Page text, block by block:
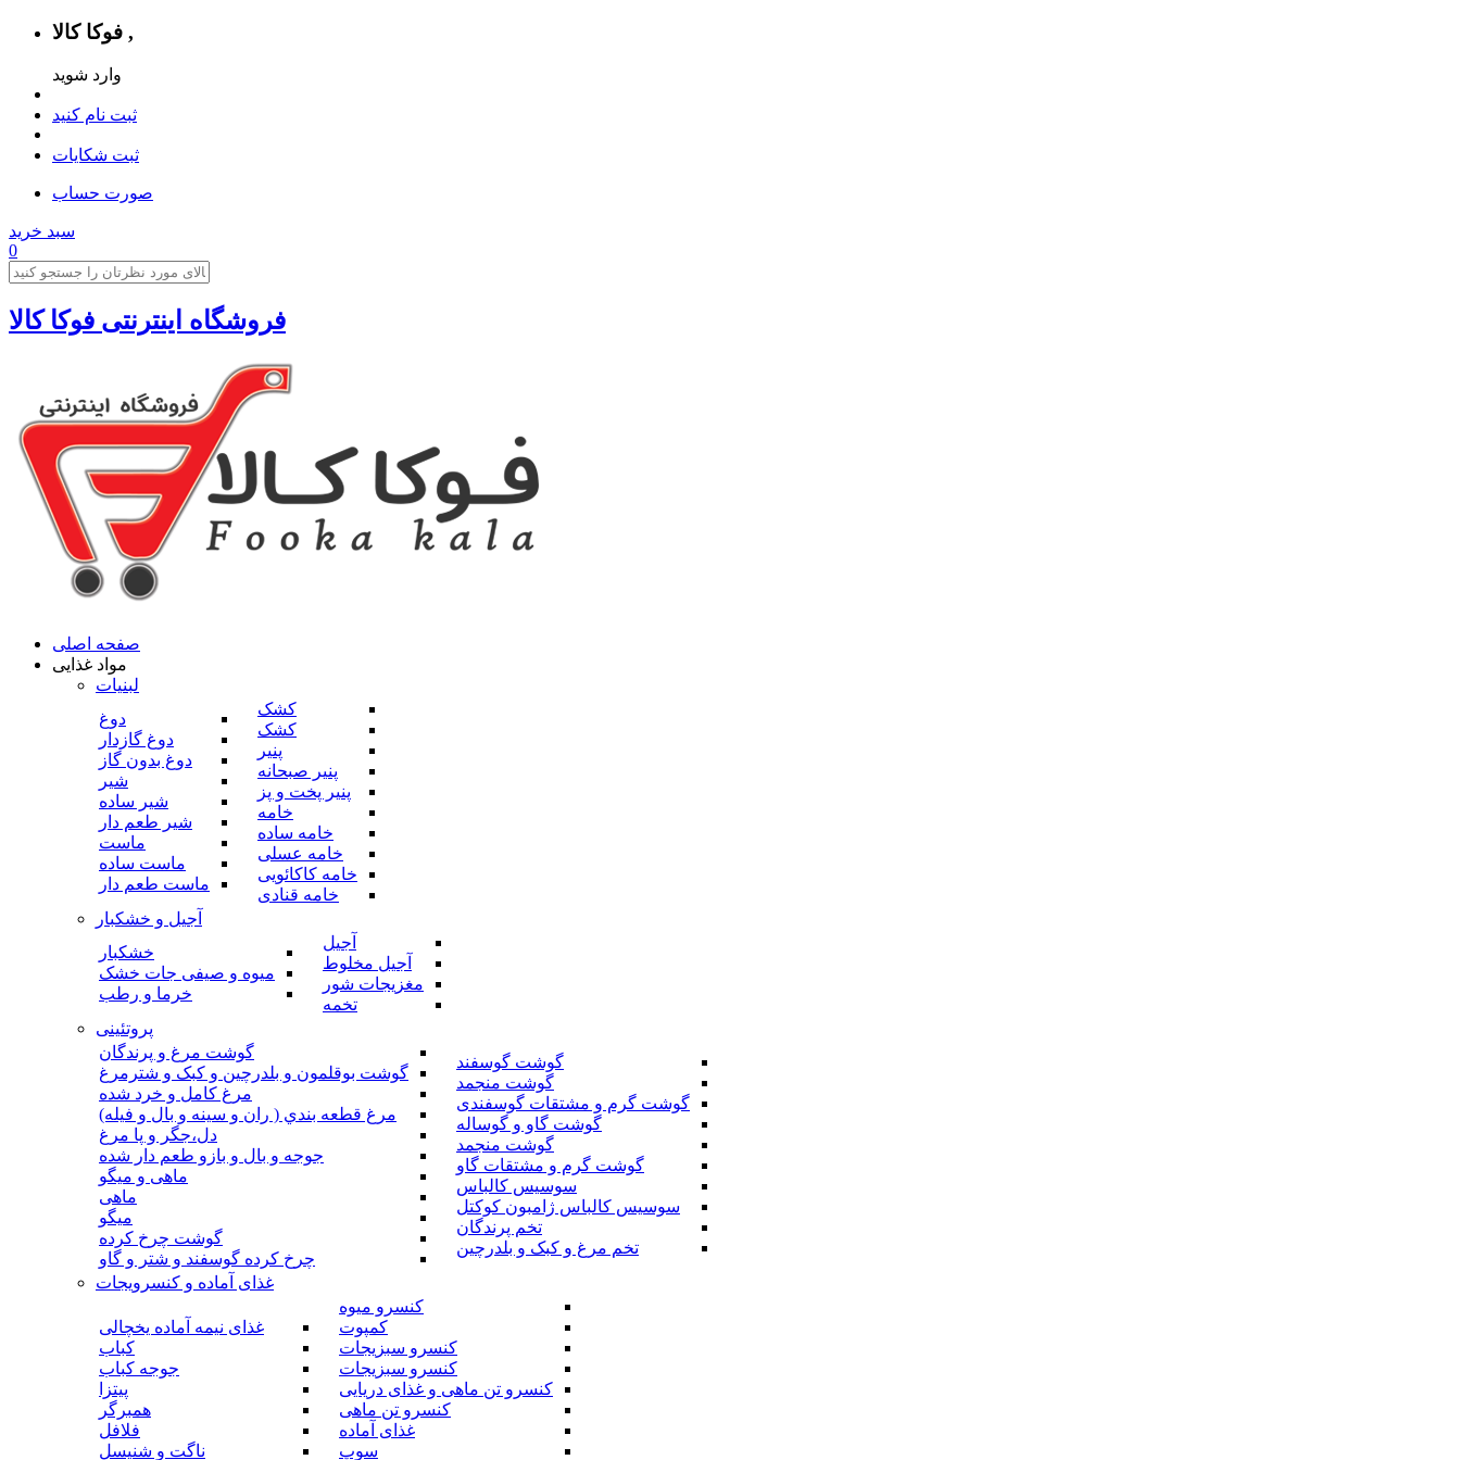
فوکا کالا ,
وارد شوید
ثبت نام کنید
ثبت شکایات
صورت حساب
سبد خرید
0
فروشگاه اینترنتی فوکا کالا
صفحه اصلی
مواد غذایی
لبنیات
کشک
کشک
پنیر
پنیر صبحانه
پنیر پخت و پز
خامه
خامه ساده
خامه عسلی
خامه کاکائویی
خامه قنادی
دوغ
دوغ گازدار
دوغ بدون گاز
شیر
شیر ساده
شیر طعم دار
ماست
ماست ساده
ماست طعم دار
آجیل و خشکبار
آجیل
آجیل مخلوط
مغزیجات شور
تخمه
خشکبار
میوه و صیفی جات خشک
خرما و رطب
پروتئینی
گوشت گوسفند
گوشت منجمد
گوشت گرم و مشتقات گوسفندی
گوشت گاو و گوساله
گوشت منجمد
گوشت گرم و مشتقات گاو
سوسیس کالباس
سوسیس کالباس ژامبون کوکتل
تخم پرندگان
تخم مرغ و کبک و بلدرچین
گوشت مرغ و پرندگان
گوشت بوقلمون و بلدرچین و کبک و شترمرغ
مرغ کامل و خرد شده
مرغ قطعه بندي ( ران و سينه و بال و فيله)
دل،جگر و پا مرغ
جوجه و بال و بازو طعم دار شده
ماهی و میگو
ماهی
میگو
گوشت چرخ کرده
چرخ کرده گوسفند و شتر و گاو
غذای آماده و کنسرویجات
کنسرو میوه
کمپوت
کنسرو سبزیجات
کنسرو سبزیجات
کنسرو تن ماهی و غذای دریایی
کنسرو تن ماهی
غذای آماده
سوپ
غذای نیمه آماده یخچالی
کباب
جوجه کباب
پیتزا
همبرگر
فلافل
ناگت و شنیسل